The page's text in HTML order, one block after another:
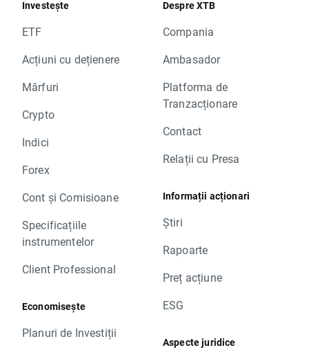
Investește
ETF
Acțiuni cu dețienere
Mărfuri
Crypto
Indici
Forex
Cont și Comisioane
Specificațiile
instrumentelor
Client Professional
Economisește
Planuri de Investiții
Despre XTB
Compania
Ambasador
Platforma de
Tranzacționare
Contact
Relații cu Presa
Informații acționari
Știri
Rapoarte
Preț acțiune
ESG
Aspecte juridice